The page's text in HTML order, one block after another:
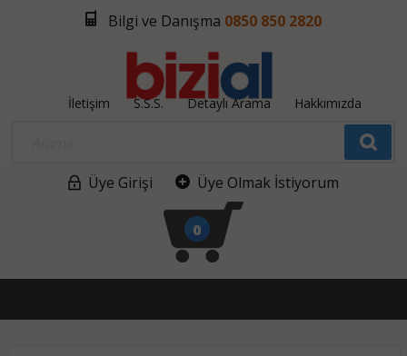
Bilgi ve Danışma 0850 850 2820
İletişim S.S.S. Detaylı Arama Hakkımızda
Üye Girişi Üye Olmak İstiyorum
0